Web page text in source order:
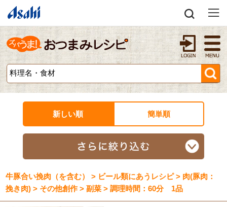
新しい順 簡単順
牛豚合い挽肉（を含む） > ビール類にあうレシピ > 肉(豚肉：
挽き肉) > その他創作 > 副菜 > 調理時間：60分 1品